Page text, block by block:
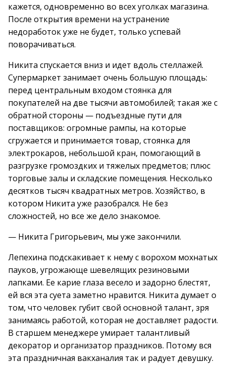
кажется, одновременно во всех уголках магазина.
После открытия времени на устранение
недоработок уже не будет, только успевай
поворачиваться.
Никита спускается вниз и идет вдоль стеллажей.
Супермаркет занимает очень большую площадь:
перед центральным входом стоянка для
покупателей на две тысячи автомобилей; такая же с
обратной стороны — подъездные пути для
поставщиков: огромные рампы, на которые
сгружается и принимается товар, стоянка для
электрокаров, небольшой кран, помогающий в
разгрузке громоздких и тяжелых предметов; плюс
торговые залы и складские помещения. Несколько
десятков тысяч квадратных метров. Хозяйство, в
котором Никита уже разобрался. Не без
сложностей, но все же дело знакомое.
— Никита Григорьевич, мы уже закончили.
Лепехина подскакивает к нему с ворохом мохнатых
пауков, угрожающе шевелящих резиновыми
лапками. Ее карие глаза весело и задорно блестят,
ей вся эта суета заметно нравится. Никита думает о
том, что человек губит свой основной талант, зря
занимаясь работой, которая не доставляет радости.
В старшем менеджере умирает талантливый
декоратор и организатор праздников. Потому вся
эта праздничная вакханалия так и радует девушку.